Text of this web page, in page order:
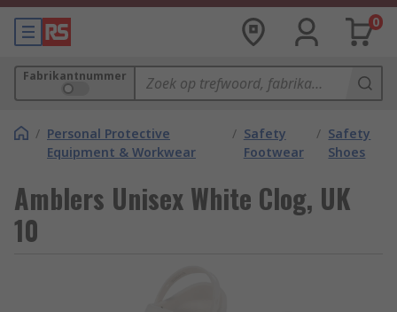
0
Fabrikantnummer
/ Personal Protective
Equipment & Workwear
/ Safety
Footwear
/ Safety
Shoes
Amblers Unisex White Clog, UK
10